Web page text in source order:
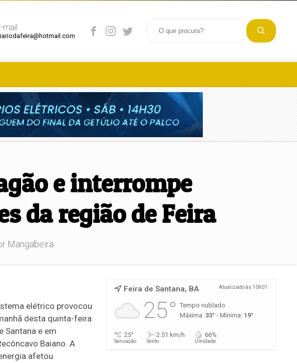
mail
e interrompe
da região de Feira
Mangabeira
elétrico provocou
desta quinta-feira
Santana e em
Baiano. A
afetou
Feira de Santana, BA Atualizado às 10h01
25°
Tempo nublado
Máxima:33° - Mínima: 19°
25°
Sensação
2.51 km/h
Vento
66%
Umidade